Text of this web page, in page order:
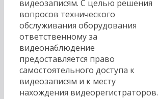
видеозаписям. С целью решения
вопросов технического
обслуживания оборудования
ответственному за
видеонаблюдение
предоставляется право
самостоятельного доступа к
видеозаписям и к месту
нахождения видеорегистраторов.